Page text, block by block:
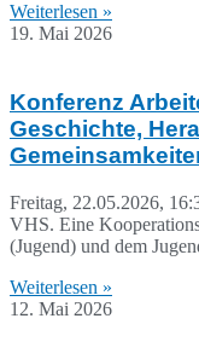
Weiterlesen »
19. Mai 2026
Konferenz
Geschichte,
Freitag, 22.05.2026,
VHS. Eine
(Jugend) und dem
Weiterlesen »
12. Mai 2026